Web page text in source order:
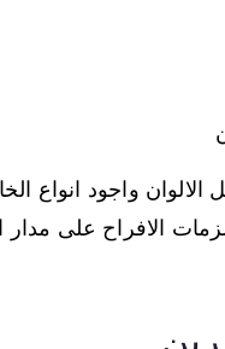
الالوان واجود انواع
الافراح على مدار